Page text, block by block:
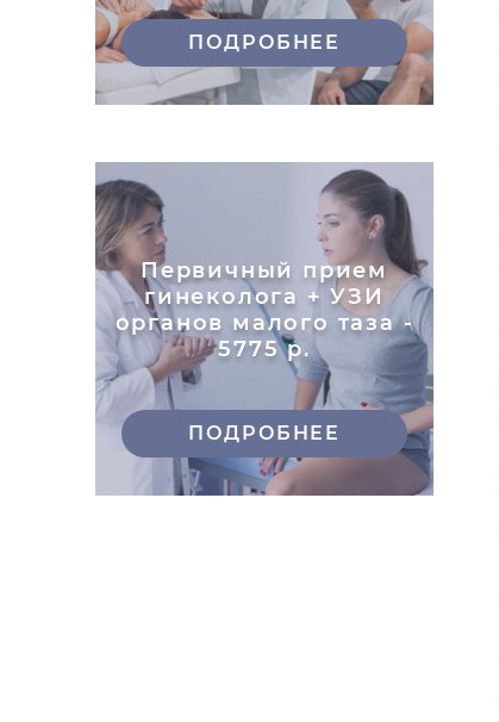
ПОДРОБНЕЕ
Первичный прием
гинеколога + УЗИ
органов малого таза -
5775 р.
ПОДРОБНЕЕ